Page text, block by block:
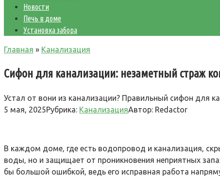
Новости
Печь в доме
Установка забора
Главная » Канализация
Сифон для канализации: незаметный страж
Устал от вони из канализации? Правильный сифон для
5 мая, 2025Рубрика: КанализацияАвтор: Redactor
В каждом доме‚ где есть водопровод и канализация‚
воды‚ но и защищает от проникновения неприятных
бы большой ошибкой‚ ведь его исправная работа